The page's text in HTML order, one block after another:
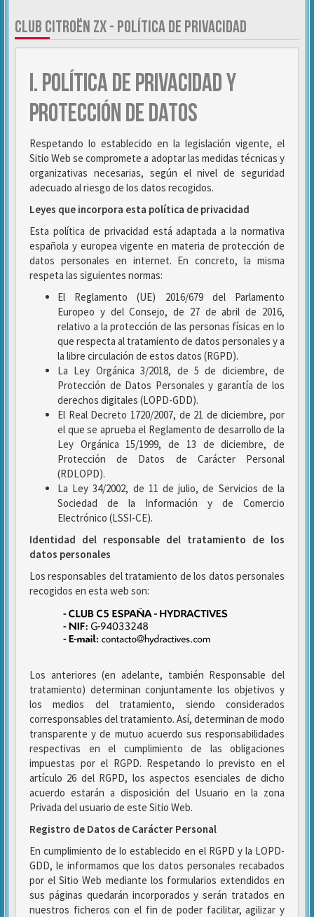
CLUB CITROËN ZX - POLÍTICA DE PRIVACIDAD
I. POLÍTICA DE PRIVACIDAD Y
PROTECCIÓN DE DATOS
Respetando lo establecido en la legislación vigente, el
Sitio Web se compromete a adoptar las medidas técnicas y
organizativas necesarias, según el nivel de seguridad
adecuado al riesgo de los datos recogidos.
Leyes que incorpora esta política de privacidad
Esta política de privacidad está adaptada a la normativa
española y europea vigente en materia de protección de
datos personales en internet. En concreto, la misma
respeta las siguientes normas:
El Reglamento (UE) 2016/679 del Parlamento
Europeo y del Consejo, de 27 de abril de 2016,
relativo a la protección de las personas físicas en lo
que respecta al tratamiento de datos personales y a
la libre circulación de estos datos (RGPD).
La Ley Orgánica 3/2018, de 5 de diciembre, de
Protección de Datos Personales y garantía de los
derechos digitales (LOPD-GDD).
El Real Decreto 1720/2007, de 21 de diciembre, por
el que se aprueba el Reglamento de desarrollo de la
Ley Orgánica 15/1999, de 13 de diciembre, de
Protección de Datos de Carácter Personal
(RDLOPD).
La Ley 34/2002, de 11 de julio, de Servicios de la
Sociedad de la Información y de Comercio
Electrónico (LSSI-CE).
Identidad del responsable del tratamiento de los
datos personales
Los responsables del tratamiento de los datos personales
recogidos en esta web son:
Los anteriores (en adelante, también Responsable del
tratamiento) determinan conjuntamente los objetivos y
los medios del tratamiento, siendo considerados
corresponsables del tratamiento. Así, determinan de modo
transparente y de mutuo acuerdo sus responsabilidades
respectivas en el cumplimiento de las obligaciones
impuestas por el RGPD. Respetando lo previsto en el
artículo 26 del RGPD, los aspectos esenciales de dicho
acuerdo estarán a disposición del Usuario en la zona
Privada del usuario de este Sitio Web.
Registro de Datos de Carácter Personal
En cumplimiento de lo establecido en el RGPD y la LOPD-
GDD, le informamos que los datos personales recabados
por el Sitio Web mediante los formularios extendidos en
sus páginas quedarán incorporados y serán tratados en
nuestros ficheros con el fin de poder facilitar, agilizar y